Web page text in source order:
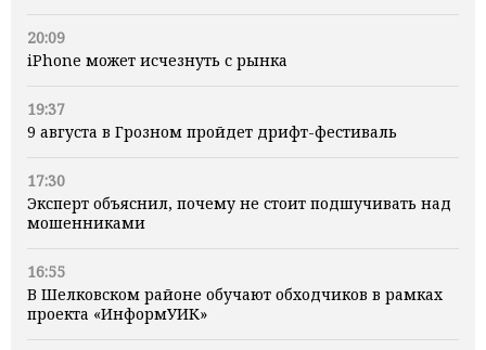
20:09
iPhone может исчезнуть с рынка
19:37
9 августа в Грозном пройдет дрифт-фестиваль
17:30
Эксперт объяснил, почему не стоит подшучивать над
мошенниками
16:55
В Шелковском районе обучают обходчиков в рамках
проекта «ИнформУИК»